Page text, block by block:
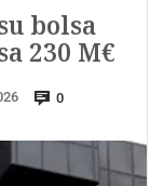
bolsa
230 M€
0